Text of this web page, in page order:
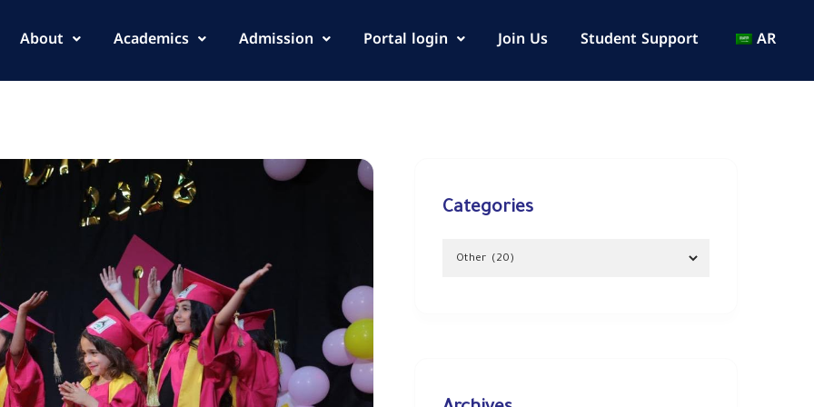
About Academics Admission Portal login Join Us Student Support AR
Categories